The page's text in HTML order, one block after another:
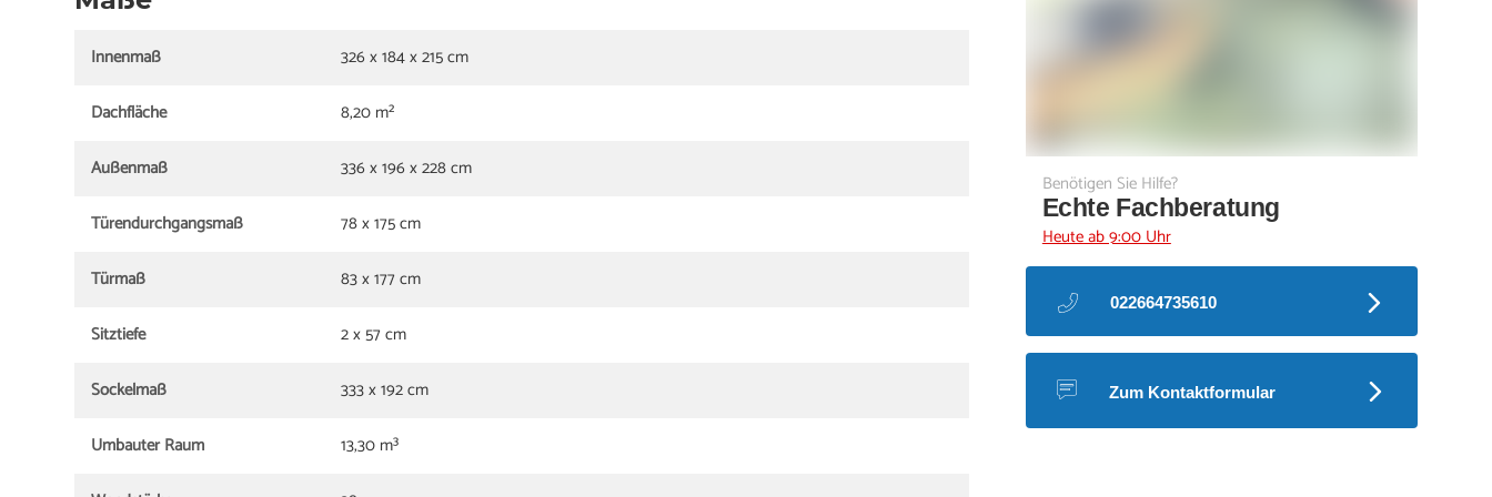
Innenmaß
326 x 184 x 215 cm
Dachfläche
8,20 m²
Außenmaß
336 x 196 x 228 cm
Türendurchgangsmaß
78 x 175 cm
Türmaß
83 x 177 cm
Sitztiefe
2 x 57 cm
Sockelmaß
333 x 192 cm
Umbauter Raum
13,30 m³
Benötigen Sie Hilfe?
Echte Fachberatung
Heute ab 9:00 Uhr
022664735610
Zum Kontaktformular